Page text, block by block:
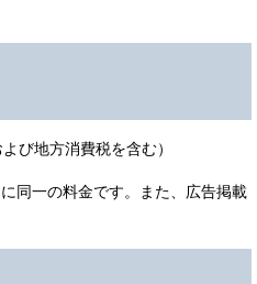
び地方消費税を含む）
同一の料金です。また、広告掲載